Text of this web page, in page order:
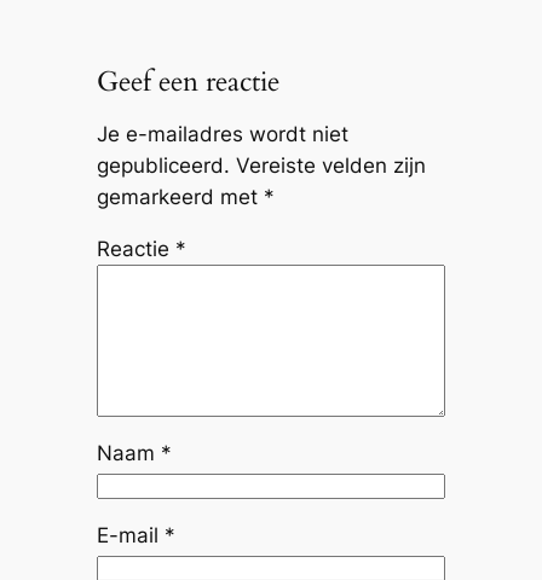
Geef een reactie
Je e-mailadres wordt niet
gepubliceerd. Vereiste velden zijn
gemarkeerd met *
Reactie *
Naam *
E-mail *